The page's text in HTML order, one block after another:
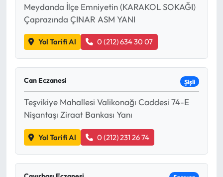
Meydanda İlçe Emniyetin (KARAKOL SOKAĞI)
Çaprazında ÇINAR ASM YANI
Yol Tarifi Al 0 (212) 634 30 07
Can Eczanesi Şişli
Teşvikiye Mahallesi Valikonağı Caddesi 74-E
Nişantaşı Ziraat Bankası Yanı
Yol Tarifi Al 0 (212) 231 26 74